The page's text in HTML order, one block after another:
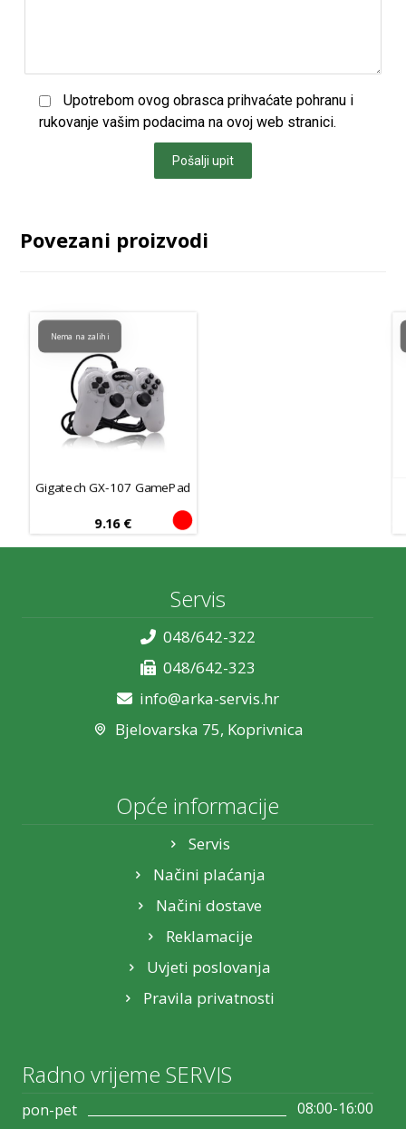
Upotrebom ovog obrasca prihvaćate pohranu i
rukovanje vašim podacima na ovoj web stranici.
Pošalji upit
Povezani proizvodi
Gigatech GX-107 GamePad
9.16 €
Nema na zalihi
Servis
048/642-322
048/642-323
info@arka-servis.hr
Bjelovarska 75, Koprivnica
Opće informacije
Servis
Načini plaćanja
Načini dostave
Reklamacije
Uvjeti poslovanja
Pravila privatnosti
Radno vrijeme SERVIS
pon-pet 08:00-16:00